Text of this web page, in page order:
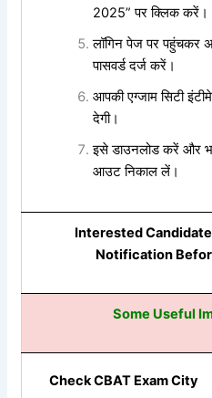
2025” पर क्लिक करें।
लॉगिन पेज पर पहुंचकर
पासवर्ड दर्ज करें।
आपकी एग्जाम सिटी
देगी।
इसे डाउनलोड करें और
आउट निकाल लें।
Interested
Notification
Some Useful
Check CBAT Exam City